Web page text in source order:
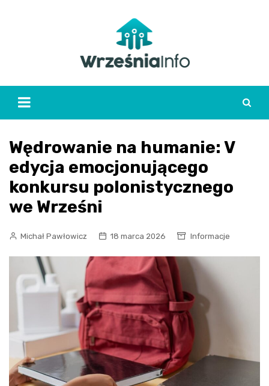
Wędrowanie na humanie: V
edycja emocjonującego
konkursu polonistycznego
we Wrześni
Michał Pawłowicz 18 marca 2026 Informacje